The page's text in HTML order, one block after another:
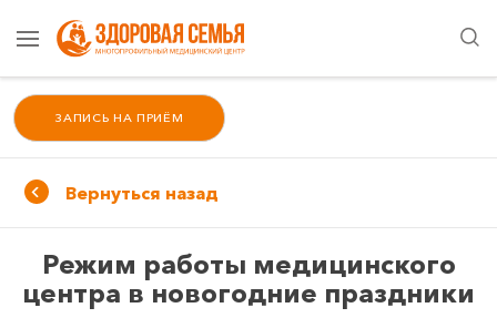
ЗАПИСЬ НА ПРИЁМ
Вернуться назад
Режим работы медицинского
центра в новогодние праздники